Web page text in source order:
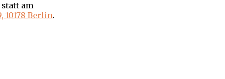
am
10178 Berlin.